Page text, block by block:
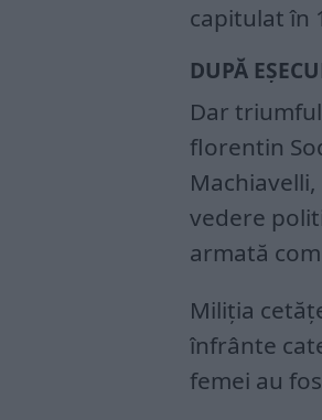
capitulat în
DUPĂ
Dar
florentin
vedere
armată
Miliția
înfrânte
femei au